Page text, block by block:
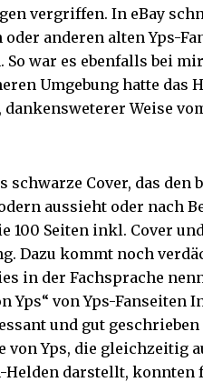
vergriffen. In eBay
anderen alten Yps-
war es ebenfalls bei
Umgebung hatte das
dankensweterer Weise
schwarze Cover, das
aussieht oder nach
100 Seiten inkl. Cover
Dazu kommt noch
in der Fachsprache
Yps“ von Yps-Fanseiten
und gut
von Yps, die gleichzeitig
Helden darstellt, konnten